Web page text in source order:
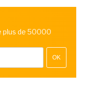
plus de 50000
OK